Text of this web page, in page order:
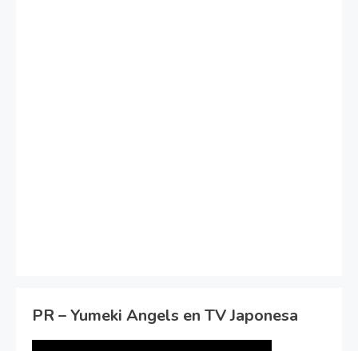
PR – Yumeki Angels en TV Japonesa